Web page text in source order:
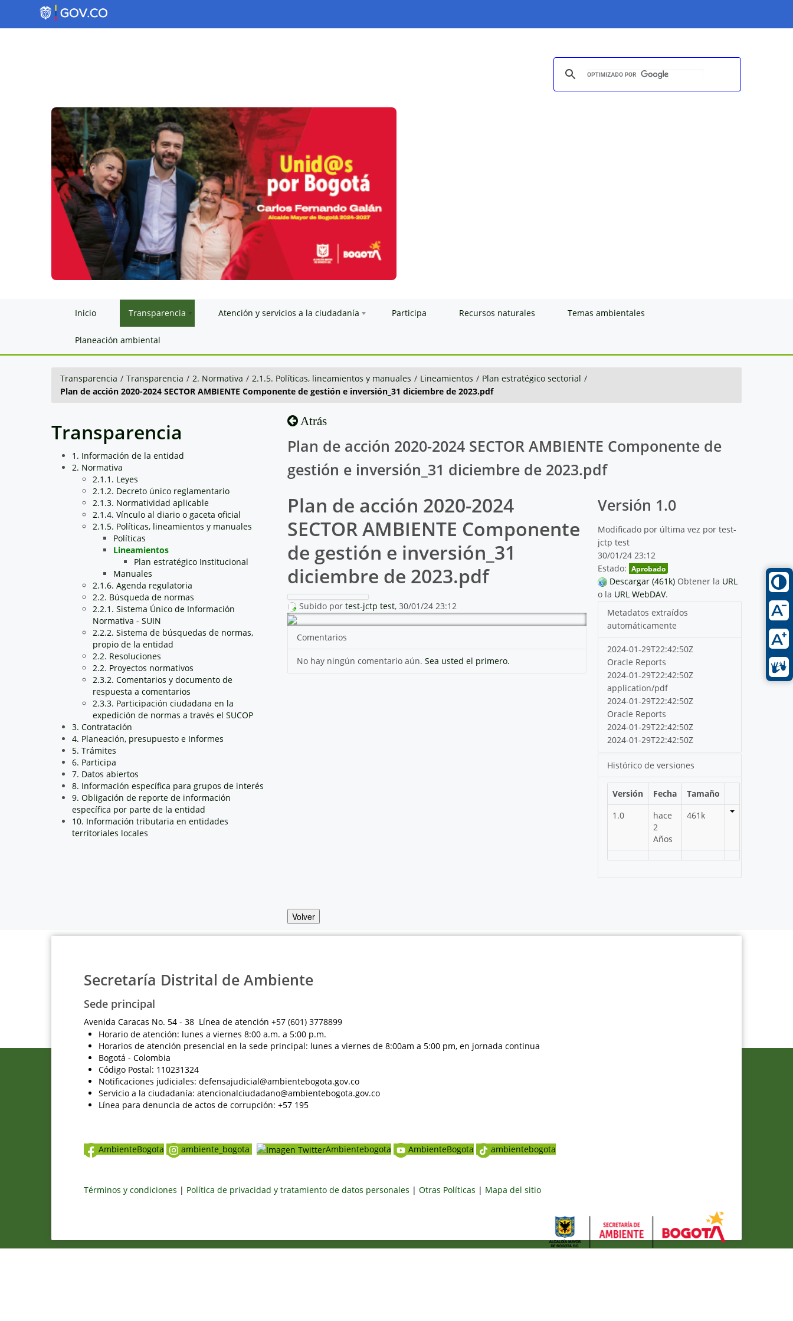
Inicio Transparencia Atención y servicios a la ciudadanía Participa Recursos naturales Temas ambientales
Planeación ambiental
Transparencia / Transparencia / 2. Normativa / 2.1.5. Políticas, lineamientos y manuales / Lineamientos / Plan estratégico sectorial /
Plan de acción 2020-2024 SECTOR AMBIENTE Componente de gestión e inversión_31 diciembre de 2023.pdf
Transparencia
1. Información de la entidad
2. Normativa
2.1.1. Leyes
2.1.2. Decreto único reglamentario
2.1.3. Normatividad aplicable
2.1.4. Vínculo al diario o gaceta oficial
2.1.5. Políticas, lineamientos y manuales
Políticas
Lineamientos
Plan estratégico Institucional
Manuales
2.1.6. Agenda regulatoria
2.2. Búsqueda de normas
2.2.1. Sistema Único de Información
Normativa - SUIN
2.2.2. Sistema de búsquedas de normas,
propio de la entidad
2.2. Resoluciones
2.2. Proyectos normativos
2.3.2. Comentarios y documento de
respuesta a comentarios
2.3.3. Participación ciudadana en la
expedición de normas a través el SUCOP
3. Contratación
4. Planeación, presupuesto e Informes
5. Trámites
6. Participa
7. Datos abiertos
8. Información específica para grupos de interés
9. Obligación de reporte de información
específica por parte de la entidad
10. Información tributaria en entidades
territoriales locales
Atrás
Plan de acción 2020-2024 SECTOR AMBIENTE Componente de
gestión e inversión_31 diciembre de 2023.pdf
Plan de acción 2020-2024
SECTOR AMBIENTE Componente
de gestión e inversión_31
diciembre de 2023.pdf
Subido por test-jctp test, 30/01/24 23:12
Comentarios
No hay ningún comentario aún. Sea usted el primero.
Versión 1.0
Modificado por última vez por test-
jctp test
30/01/24 23:12
Estado: Aprobado
Descargar (461k) Obtener la URL
o la URL WebDAV.
Metadatos extraídos
automáticamente
2024-01-29T22:42:50Z
Oracle Reports
2024-01-29T22:42:50Z
application/pdf
2024-01-29T22:42:50Z
Oracle Reports
2024-01-29T22:42:50Z
2024-01-29T22:42:50Z
Histórico de versiones
Versión Fecha
Tamaño
1.0
hace
2
Años
461k
Volver
Secretaría Distrital de Ambiente
Sede principal
Avenida Caracas No. 54 - 38 Línea de atención +57 (601) 3778899
Horario de atención: lunes a viernes 8:00 a.m. a 5:00 p.m.
Horarios de atención presencial en la sede principal: lunes a viernes de 8:00am a 5:00 pm, en jornada continua
Bogotá - Colombia
Código Postal: 110231324
Notificaciones judiciales: defensajudicial@ambientebogota.gov.co
Servicio a la ciudadanía: atencionalciudadano@ambientebogota.gov.co
Línea para denuncia de actos de corrupción: +57 195
AmbienteBogota ambiente_bogota Ambientebogota AmbienteBogota ambientebogota
Términos y condiciones | Política de privacidad y tratamiento de datos personales | Otras Políticas | Mapa del sitio